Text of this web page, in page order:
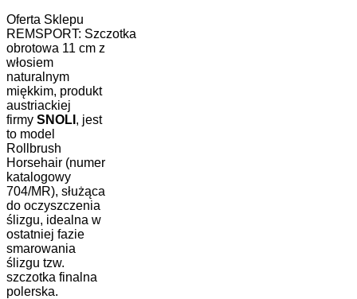
Oferta Sklepu
REMSPORT: Szczotka
obrotowa 11 cm z
włosiem
naturalnym
miękkim, produkt
austriackiej
firmy SNOLI , jest
to model
Rollbrush
Horsehair (numer
katalogowy
704/MR), służąca
do oczyszczenia
ślizgu, idealna w
ostatniej fazie
smarowania
ślizgu tzw.
szczotka finalna
polerska.